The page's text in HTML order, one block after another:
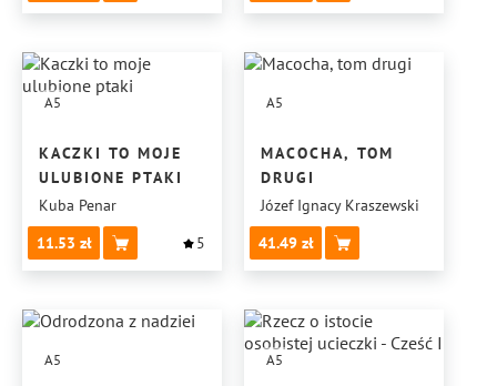
A5
KACZKI TO MOJE
ULUBIONE PTAKI
Kuba Penar
11.53
5
A5
MACOCHA, TOM
DRUGI
Józef Ignacy Kraszewski
41.49
A5 A5